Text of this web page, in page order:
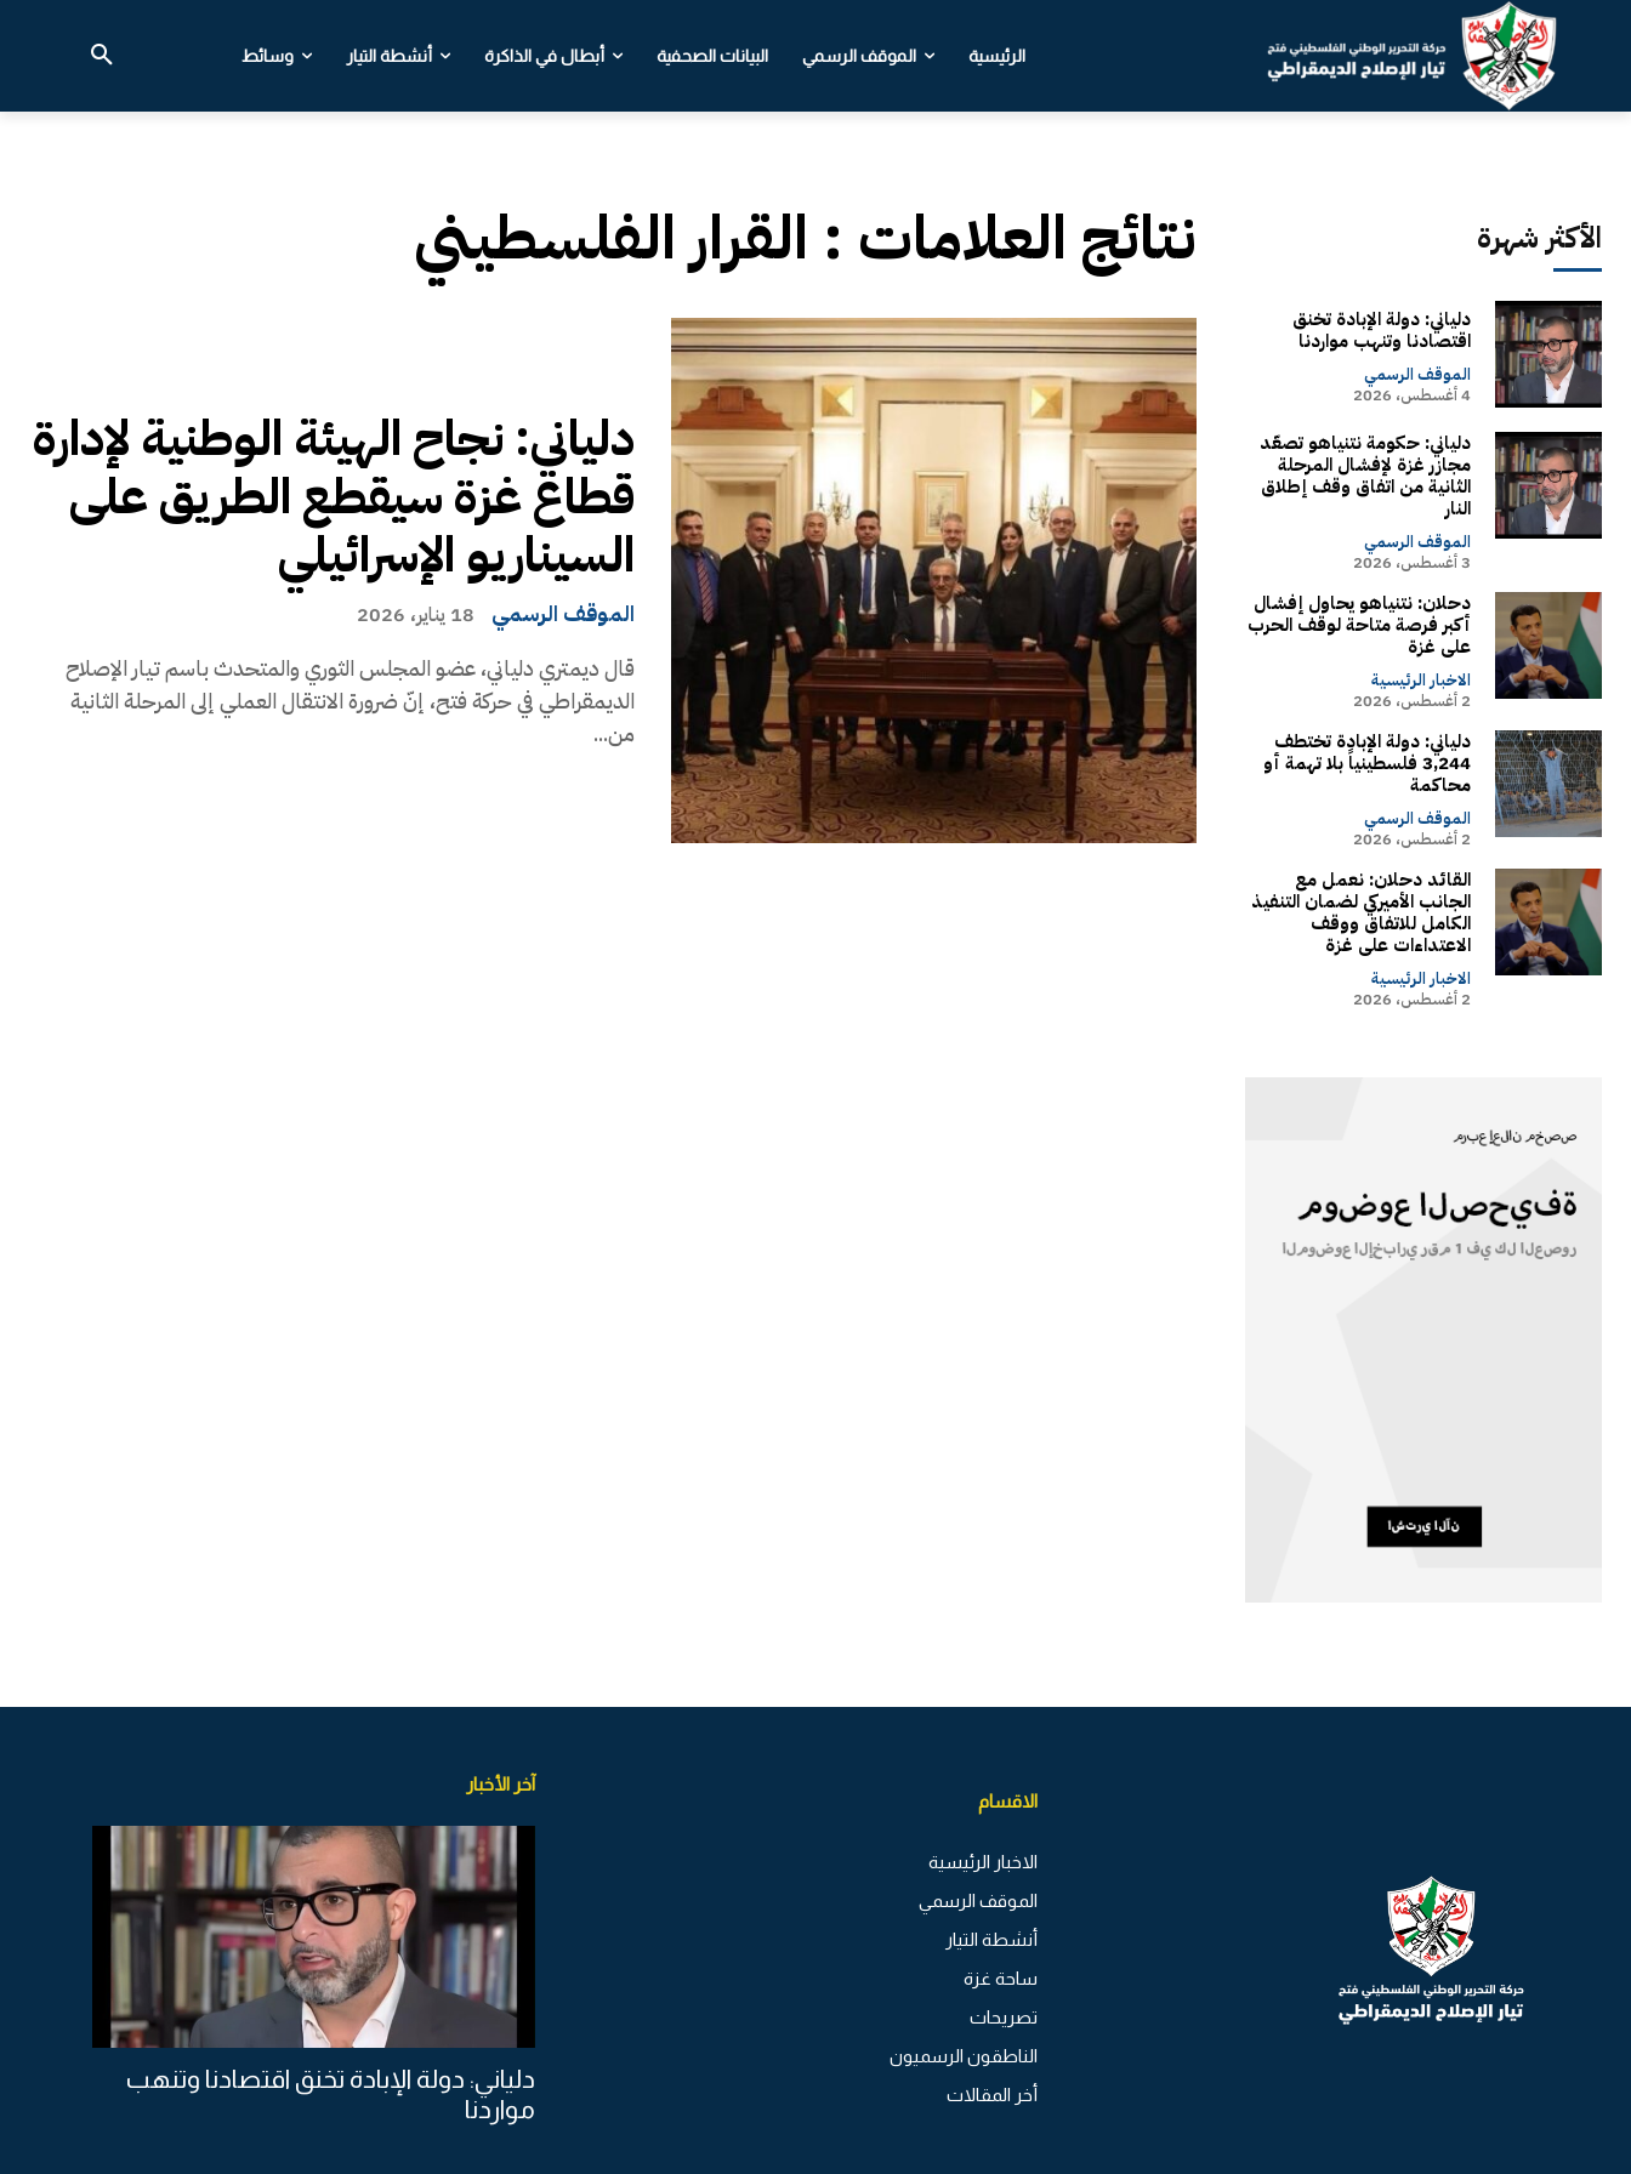
الرئيسية الموقف الرسمي البيانات الصحفية أبطال في الذاكرة أنشطة التيار وسائط
نتائج العلامات : القرار الفلسطيني
دلياني: نجاح الهيئة الوطنية لإدارة
قطاع غزة سيقطع الطريق على
السيناريو الإسرائيلي
الموقف الرسمي 18 يناير، 2026
قال ديمتري دلياني، عضو المجلس الثوري والمتحدث باسم تيار الإصلاح
الديمقراطي في حركة فتح، إنّ ضرورة الانتقال العملي إلى المرحلة الثانية
من...
الأكثر شهرة
دلياني: دولة الإبادة تخنق
اقتصادنا وتنهب مواردنا
الموقف الرسمي
4 أغسطس، 2026
دلياني: حكومة نتنياهو تصعّد
مجازر غزة لإفشال المرحلة
الثانية من اتفاق وقف إطلاق
النار
الموقف الرسمي
3 أغسطس، 2026
دحلان: نتنياهو يحاول إفشال
أكبر فرصة متاحة لوقف الحرب
على غزة
الاخبار الرئيسية
2 أغسطس، 2026
دلياني: دولة الإبادة تختطف
3,244 فلسطينياً بلا تهمة أو
محاكمة
الموقف الرسمي
2 أغسطس، 2026
القائد دحلان: نعمل مع
الجانب الأميركي لضمان التنفيذ
الكامل للاتفاق ووقف
الاعتداءات على غزة
الاخبار الرئيسية
2 أغسطس، 2026
الاقسام
الاخبار الرئيسية
الموقف الرسمي
أنشطة التيار
ساحة غزة
تصريحات
الناطقون الرسميون
أخر المقالات
آخر الأخبار
دلياني: دولة الإبادة تخنق اقتصادنا وتنهب
مواردنا